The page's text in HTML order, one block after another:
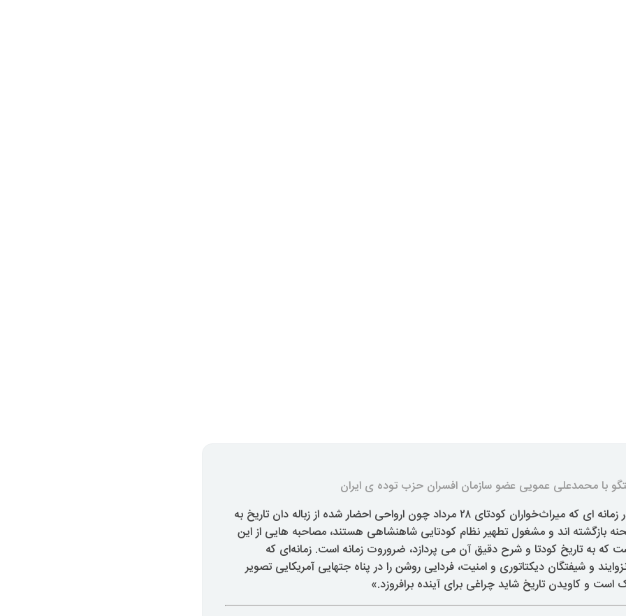
با محمدعلی عمویی عضو سازمان افسران حزب توده ی ایران
«در زمانه ای که میراث‌خواران کودتای ۲٨ مرداد چون ارواحی احضار شده از زباله دان تاریخ به
بازگشته اند و مشغول تطهیر نظام کودتایی شاهنشاهی هستند، مصاحبه هایی از این
که به تاریخ کودتا و شرح دقیق آن می پردازد، ضروروت زمانه است. زمانه‌ای که
و شیفتگان دیکتاتوری و امنیت، فردایی روشن را در پناه جتهایی آمریکایی تصویر
و کاویدن تاریخ شاید چراغی برای آینده برافروزد.»